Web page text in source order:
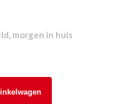
morgen in huis